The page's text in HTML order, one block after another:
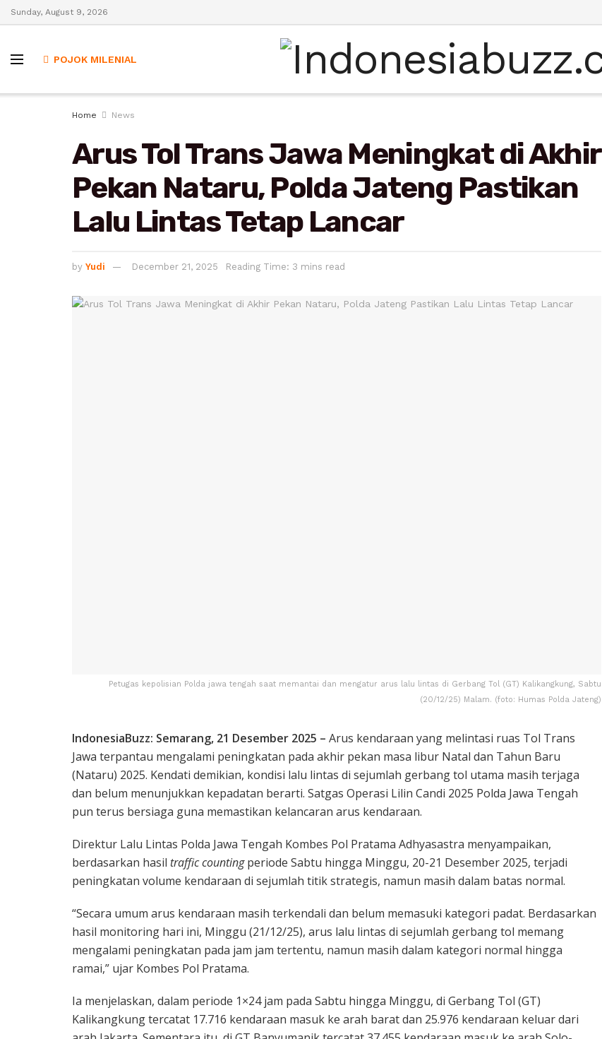
Sunday, August 9, 2026
POJOK MILENIAL
Home News
Arus Tol Trans Jawa Meningkat di Akhir
Pekan Nataru, Polda Jateng Pastikan
Lalu Lintas Tetap Lancar
by Yudi December 21, 2025 Reading Time: 3 mins read
Petugas kepolisian Polda jawa tengah saat memantai dan mengatur arus lalu lintas di Gerbang Tol (GT) Kalikangkung, Sabtu
(20/12/25) Malam. (foto: Humas Polda Jateng)
IndonesiaBuzz: Semarang, 21 Desember 2025 – Arus kendaraan yang melintasi ruas Tol Trans
Jawa terpantau mengalami peningkatan pada akhir pekan masa libur Natal dan Tahun Baru
(Nataru) 2025. Kendati demikian, kondisi lalu lintas di sejumlah gerbang tol utama masih terjaga
dan belum menunjukkan kepadatan berarti. Satgas Operasi Lilin Candi 2025 Polda Jawa Tengah
pun terus bersiaga guna memastikan kelancaran arus kendaraan.
Direktur Lalu Lintas Polda Jawa Tengah Kombes Pol Pratama Adhyasastra menyampaikan,
berdasarkan hasil traffic countingperiode Sabtu hingga Minggu, 20-21 Desember 2025, terjadi
peningkatan volume kendaraan di sejumlah titik strategis, namun masih dalam batas normal.
“Secara umum arus kendaraan masih terkendali dan belum memasuki kategori padat. Berdasarkan
hasil monitoring hari ini, Minggu (21/12/25), arus lalu lintas di sejumlah gerbang tol memang
mengalami peningkatan pada jam jam tertentu, namun masih dalam kategori normal hingga
ramai,” ujar Kombes Pol Pratama.
Ia menjelaskan, dalam periode 1×24 jam pada Sabtu hingga Minggu, di Gerbang Tol (GT)
Kalikangkung tercatat 17.716 kendaraan masuk ke arah barat dan 25.976 kendaraan keluar dari